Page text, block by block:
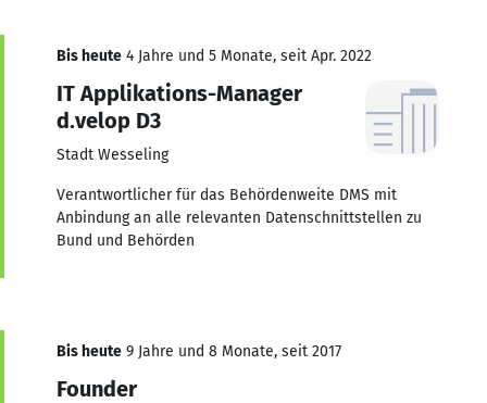
Bis heute 4 Jahre und 5 Monate, seit Apr. 2022
IT Applikations-Manager
d.velop D3
Stadt Wesseling
Verantwortlicher für das Behördenweite DMS mit
Anbindung an alle relevanten Datenschnittstellen zu
Bund und Behörden
Bis heute 9 Jahre und 8 Monate, seit 2017
Founder